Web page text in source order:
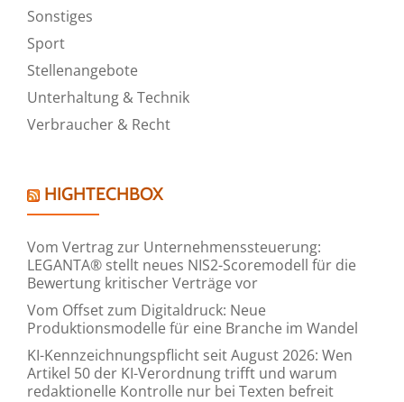
Sonstiges
Sport
Stellenangebote
Unterhaltung & Technik
Verbraucher & Recht
HIGHTECHBOX
Vom Vertrag zur Unternehmenssteuerung:
LEGANTA® stellt neues NIS2-Scoremodell für die
Bewertung kritischer Verträge vor
Vom Offset zum Digitaldruck: Neue
Produktionsmodelle für eine Branche im Wandel
KI-Kennzeichnungspflicht seit August 2026: Wen
Artikel 50 der KI-Verordnung trifft und warum
redaktionelle Kontrolle nur bei Texten befreit